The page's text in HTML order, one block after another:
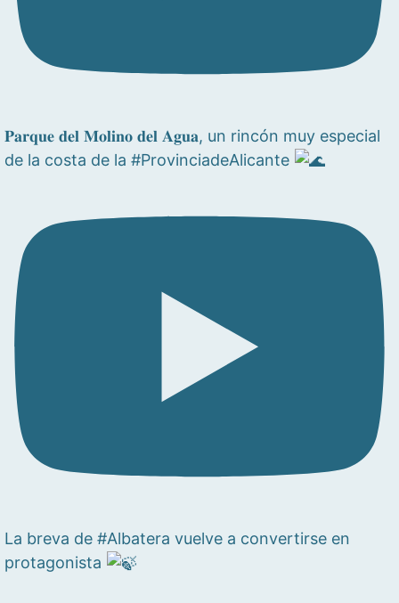
𝐏𝐚𝐫𝐪𝐮𝐞 𝐝𝐞𝐥 𝐌𝐨𝐥𝐢𝐧𝐨 𝐝𝐞𝐥 𝐀𝐠𝐮𝐚, un rincón muy especial
de la costa de la #ProvinciadeAlicante
La breva de #Albatera vuelve a convertirse en
protagonista